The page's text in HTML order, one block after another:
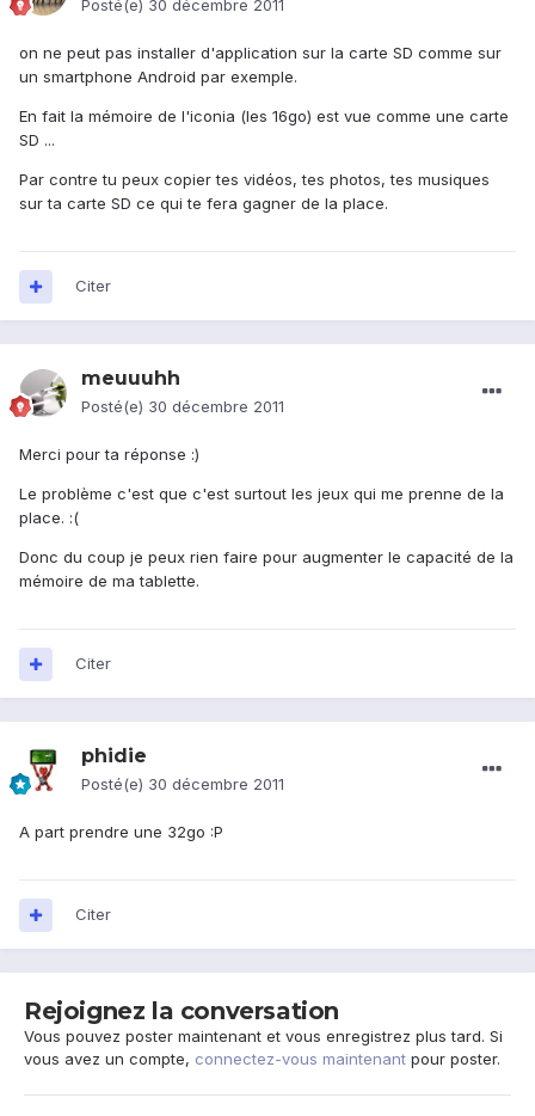
Posté(e) 30 décembre 2011
on ne peut pas installer d'application sur la carte SD comme sur
un smartphone Android par exemple.
En fait la mémoire de l'iconia (les 16go) est vue comme une carte
SD ...
Par contre tu peux copier tes vidéos, tes photos, tes musiques
sur ta carte SD ce qui te fera gagner de la place.
Citer
meuuuhh
Posté(e) 30 décembre 2011
Merci pour ta réponse :)
Le problème c'est que c'est surtout les jeux qui me prenne de la
place. :(
Donc du coup je peux rien faire pour augmenter le capacité de la
mémoire de ma tablette.
Citer
phidie
Posté(e) 30 décembre 2011
A part prendre une 32go :P
Citer
Rejoignez la conversation
Vous pouvez poster maintenant et vous enregistrez plus tard. Si
vous avez un compte, connectez-vous maintenant pour poster.